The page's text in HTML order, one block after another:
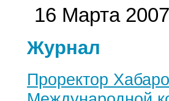
16 Марта 2007
Журнал
Проректор